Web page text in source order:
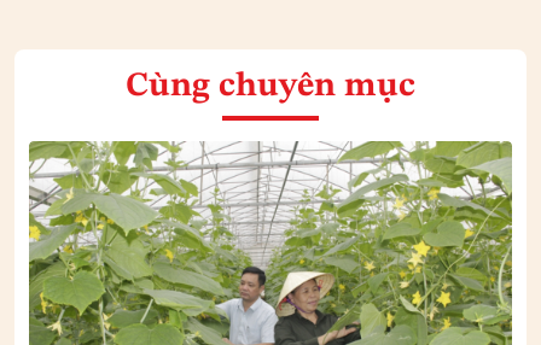
Cùng chuyên mục